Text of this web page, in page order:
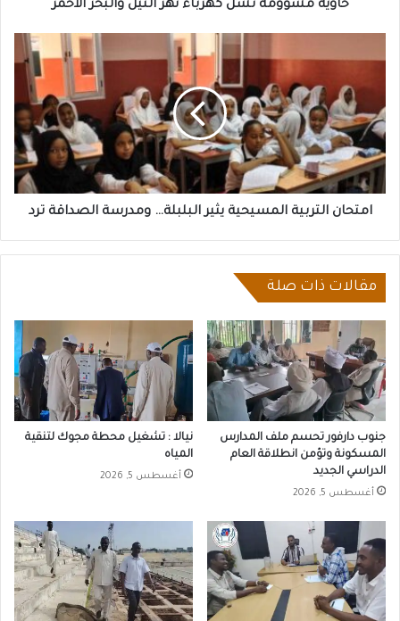
حاوية مشؤومة تشل كهرباء نهر النيل والبحر الأحمر
التربية
البلبلة…
ومدرسة
الصداقة
ترد
امتحان التربية المسيحية يثير البلبلة… ومدرسة الصداقة ترد
مقالات ذات صلة
جنوب دارفور تحسم ملف المدارس
المسكونة وتؤمن انطلاقة العام
الدراسي الجديد
أغسطس 5, 2026
نيالا : تشغيل محطة مجوك لتنقية
المياه
أغسطس 5, 2026